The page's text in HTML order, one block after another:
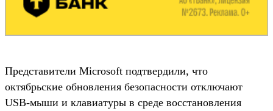
Представители Microsoft подтвердили, что
октябрьские обновления безопасности отключают
USB-мыши и клавиатуры в среде восстановления